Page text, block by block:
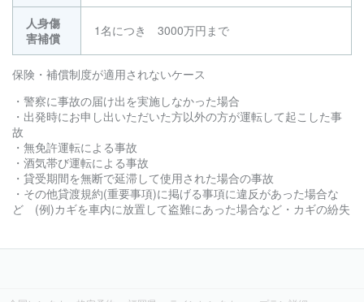
人身傷
害補償
1名につき 3000万円まで
保険・補償制度が適用されないケース
・警察に事故の届け出を実施しなかった場合
・出発時にお申し出いただいた方以外の方が運転して起こした事
故
・無免許運転による事故
・酒気帯び運転による事故
・貸受期間を無断で延滞して使用された場合の事故
・その他貸渡規約(重要事項)に掲げる事項に違反があった場合な
ど (例)カギを車内に放置して盗難にあった場合など・カギの紛失